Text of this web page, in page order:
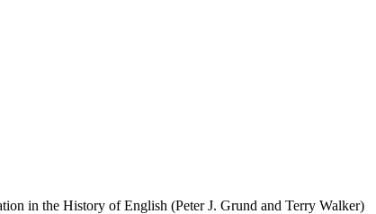
in the History of English (Peter J. Grund and Terry Walker)